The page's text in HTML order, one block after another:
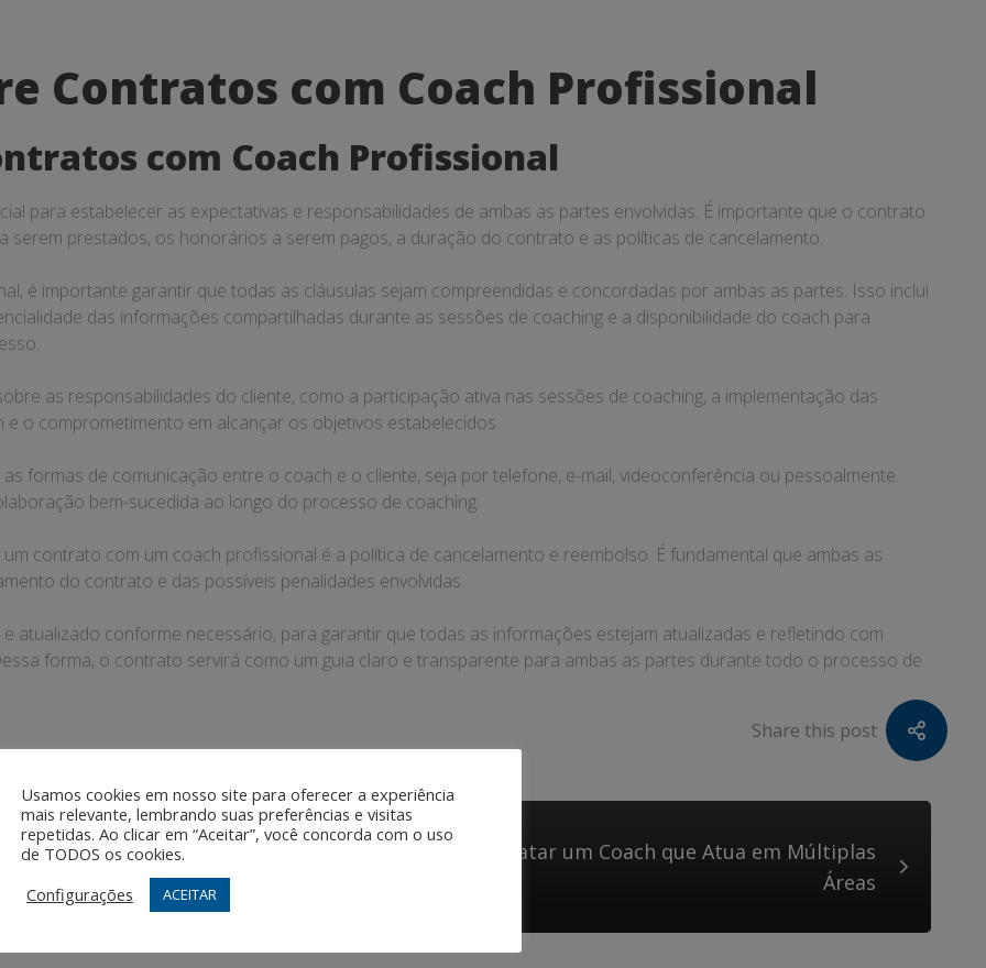
Contratos com Coach Profissional
com Coach Profissional
para estabelecer as expectativas e responsabilidades de ambas as partes envolvidas. É importante que o contrato
serem prestados, os honorários a serem pagos, a duração do contrato e as políticas de cancelamento.
é importante garantir que todas as cláusulas sejam compreendidas e concordadas por ambas as partes. Isso inclui
das informações compartilhadas durante as sessões de coaching e a disponibilidade do coach para
as responsabilidades do cliente, como a participação ativa nas sessões de coaching, a implementação das
o comprometimento em alcançar os objetivos estabelecidos.
formas de comunicação entre o coach e o cliente, seja por telefone, e-mail, videoconferência ou pessoalmente.
bem-sucedida ao longo do processo de coaching.
contrato com um coach profissional é a política de cancelamento e reembolso. É fundamental que ambas as
do contrato e das possíveis penalidades envolvidas.
atualizado conforme necessário, para garantir que todas as informações estejam atualizadas e refletindo com
forma, o contrato servirá como um guia claro e transparente para ambas as partes durante todo o processo de
Share this post
com Resultados
Cuidados ao Contratar um Coach que Atua em Múltiplas
Áreas
Usamos cookies em nosso site para oferecer a experiência
mais relevante, lembrando suas preferências e visitas
repetidas. Ao clicar em “Aceitar”, você concorda com o uso
de TODOS os cookies.
Configurações
ACEITAR